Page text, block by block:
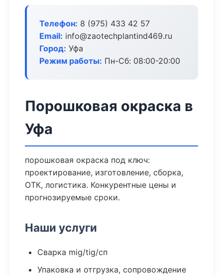
Телефон: 8 (975) 433 42 57
Email: info@zaotechplantind469.ru
Город: Уфа
Режим работы: Пн-Сб: 08:00-20:00
Порошковая окраска в
Уфа
порошковая окраска под ключ:
проектирование, изготовление, сборка,
ОТК, логистика. Конкурентные цены и
прогнозируемые сроки.
Наши услуги
Сварка mig/tig/сп
Упаковка и отгрузка, сопровождение